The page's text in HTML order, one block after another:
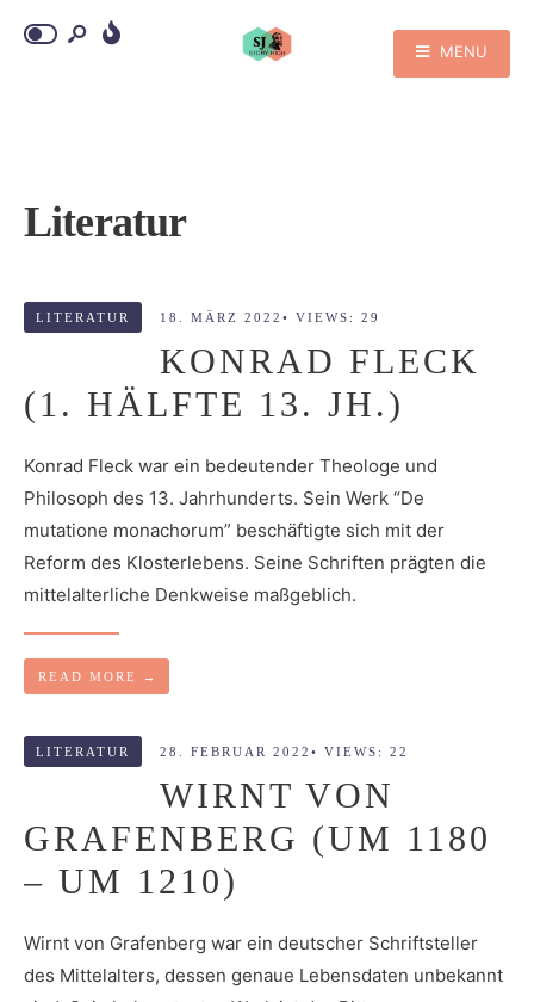
MENU
Literatur
LITERATUR 18. MÄRZ 2022 • VIEWS: 29
KONRAD FLECK
(1. HÄLFTE 13. JH.)
Konrad Fleck war ein bedeutender Theologe und
Philosoph des 13. Jahrhunderts. Sein Werk “De
mutatione monachorum” beschäftigte sich mit der
Reform des Klosterlebens. Seine Schriften prägten die
mittelalterliche Denkweise maßgeblich.
READ MORE →
LITERATUR 28. FEBRUAR 2022 • VIEWS: 22
WIRNT VON
GRAFENBERG (UM 1180
– UM 1210)
Wirnt von Grafenberg war ein deutscher Schriftsteller
des Mittelalters, dessen genaue Lebensdaten unbekannt